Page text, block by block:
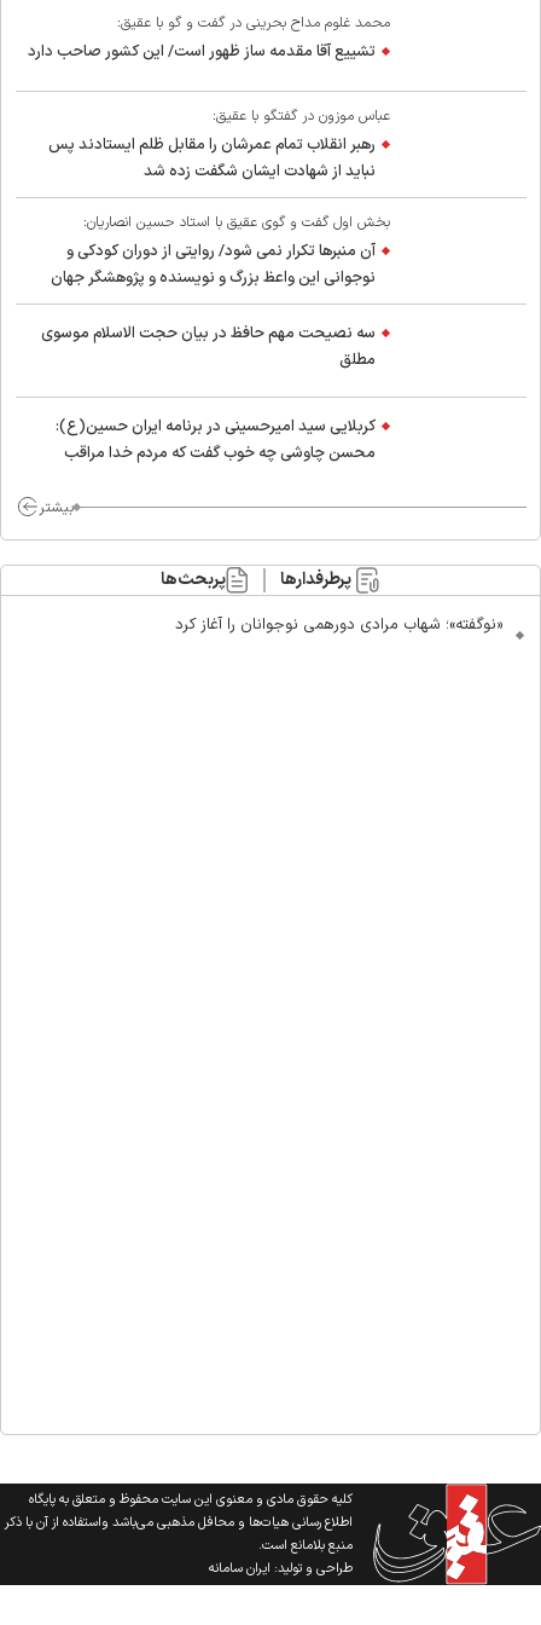
محمد غلوم مداح بحرینی در گفت و گو با عقیق:
تشییع آقا مقدمه ساز ظهور است/ این کشور صاحب دارد
عباس موزون در گفتگو با عقیق:
رهبر انقلاب تمام عمرشان را مقابل ظلم ایستادند پس
نباید از شهادت ایشان شگفت زده شد
بخش اول گفت و گوی عقیق با استاد حسین انصاریان:
آن منبرها تکرار نمی شود/ روایتی از دوران کودکی و
نوجوانی این واعظ بزرگ و نویسنده و پژوهشگر جهان
اسلام
سه نصیحت مهم حافظ در بیان حجت الاسلام موسوی
مطلق
کربلایی سید امیر‌حسینی در برنامه ایران حسین(ع):
محسن چاوشی چه خوب گفت که مردم خدا مراقب
بیشتر
پرطرفدارها پربحث‌ها
«نوگفته»؛ شهاب مرادی دورهمی نوجوانان را آغاز کرد
کلیه حقوق مادی و معنوی این سایت محفوظ و متعلق به پایگاه
اطلاع رسانی هیات‌ها و محافل مذهبی می‌باشد واستفاده از آن با ذکر
منبع بلامانع است.
طراحی و تولید:ایران سامانه